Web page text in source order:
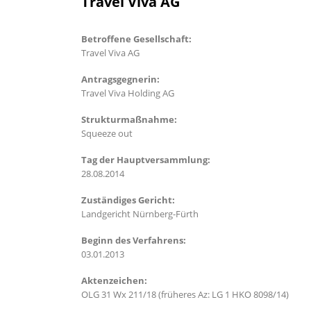
Betroffene Gesellschaft:
Travel Viva AG
Antragsgegnerin:
Travel Viva Holding AG
Strukturmaßnahme:
Squeeze out
Tag der Hauptversammlung:
28.08.2014
Zuständiges Gericht:
Landgericht Nürnberg-Fürth
Beginn des Verfahrens:
03.01.2013
Aktenzeichen:
OLG 31 Wx 211/18 (früheres Az: LG 1 HKO 8098/14)